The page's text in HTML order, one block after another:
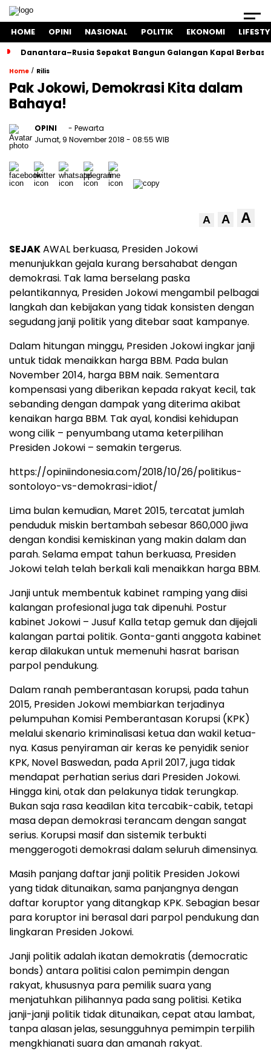
HOME OPINI NASIONAL POLITIK EKONOMI
Danantara–Rusia Sepakat Bangun Galangan Kapal
Home / Rilis
Pak Jokowi, Demokrasi Kita dalam
Bahaya!
OPINI
- Pewarta
Jumat, 9 November 2018 - 08:55 WIB
A A A
SEJAKAWAL berkuasa, Presiden Jokowi
menunjukkan gejala kurang bersahabat dengan
demokrasi. Tak lama berselang paska
pelantikannya, Presiden Jokowi mengambil pelbagai
langkah dan kebijakan yang tidak konsisten dengan
segudang janji politik yang ditebar saat kampanye.
Dalam hitungan minggu, Presiden Jokowi ingkar janji
untuk tidak menaikkan harga BBM. Pada bulan
November 2014, harga BBM naik. Sementara
kompensasi yang diberikan kepada rakyat kecil, tak
sebanding dengan dampak yang diterima akibat
kenaikan harga BBM. Tak ayal, kondisi kehidupan
wong cilik – penyumbang utama keterpilihan
Presiden Jokowi – semakin tergerus.
https://opiniindonesia.com/2018/10/26/politikus-
sontoloyo-vs-demokrasi-idiot/
Lima bulan kemudian, Maret 2015, tercatat jumlah
penduduk miskin bertambah sebesar 860,000 jiwa
dengan kondisi kemiskinan yang makin dalam dan
parah. Selama empat tahun berkuasa, Presiden
Jokowi telah telah berkali kali menaikkan harga BBM.
Janji untuk membentuk kabinet ramping yang diisi
kalangan profesional juga tak dipenuhi. Postur
kabinet Jokowi – Jusuf Kalla tetap gemuk dan dijejali
kalangan partai politik. Gonta-ganti anggota kabinet
kerap dilakukan untuk memenuhi hasrat barisan
parpol pendukung.
Dalam ranah pemberantasan korupsi, pada tahun
2015, Presiden Jokowi membiarkan terjadinya
pelumpuhan Komisi Pemberantasan Korupsi (KPK)
melalui skenario kriminalisasi ketua dan wakil ketua-
nya. Kasus penyiraman air keras ke penyidik senior
KPK, Novel Baswedan, pada April 2017, juga tidak
mendapat perhatian serius dari Presiden Jokowi.
Hingga kini, otak dan pelakunya tidak terungkap.
Bukan saja rasa keadilan kita tercabik-cabik, tetapi
masa depan demokrasi terancam dengan sangat
serius. Korupsi masif dan sistemik terbukti
menggerogoti demokrasi dalam seluruh dimensinya.
Masih panjang daftar janji politik Presiden Jokowi
yang tidak ditunaikan, sama panjangnya dengan
daftar koruptor yang ditangkap KPK. Sebagian besar
para koruptor ini berasal dari parpol pendukung dan
lingkaran Presiden Jokowi.
Janji politik adalah ikatan demokratis (democratic
bonds) antara politisi calon pemimpin dengan
rakyat, khususnya para pemilik suara yang
menjatuhkan pilihannya pada sang politisi. Ketika
janji-janji politik tidak ditunaikan, cepat atau lambat,
tanpa alasan jelas, sesungguhnya pemimpin terpilih
mengkhianati suara dan amanah rakyat.